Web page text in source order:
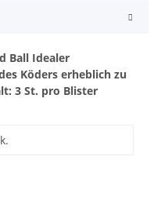
Ball Idealer
Köders erheblich zu
3 St. pro Blister